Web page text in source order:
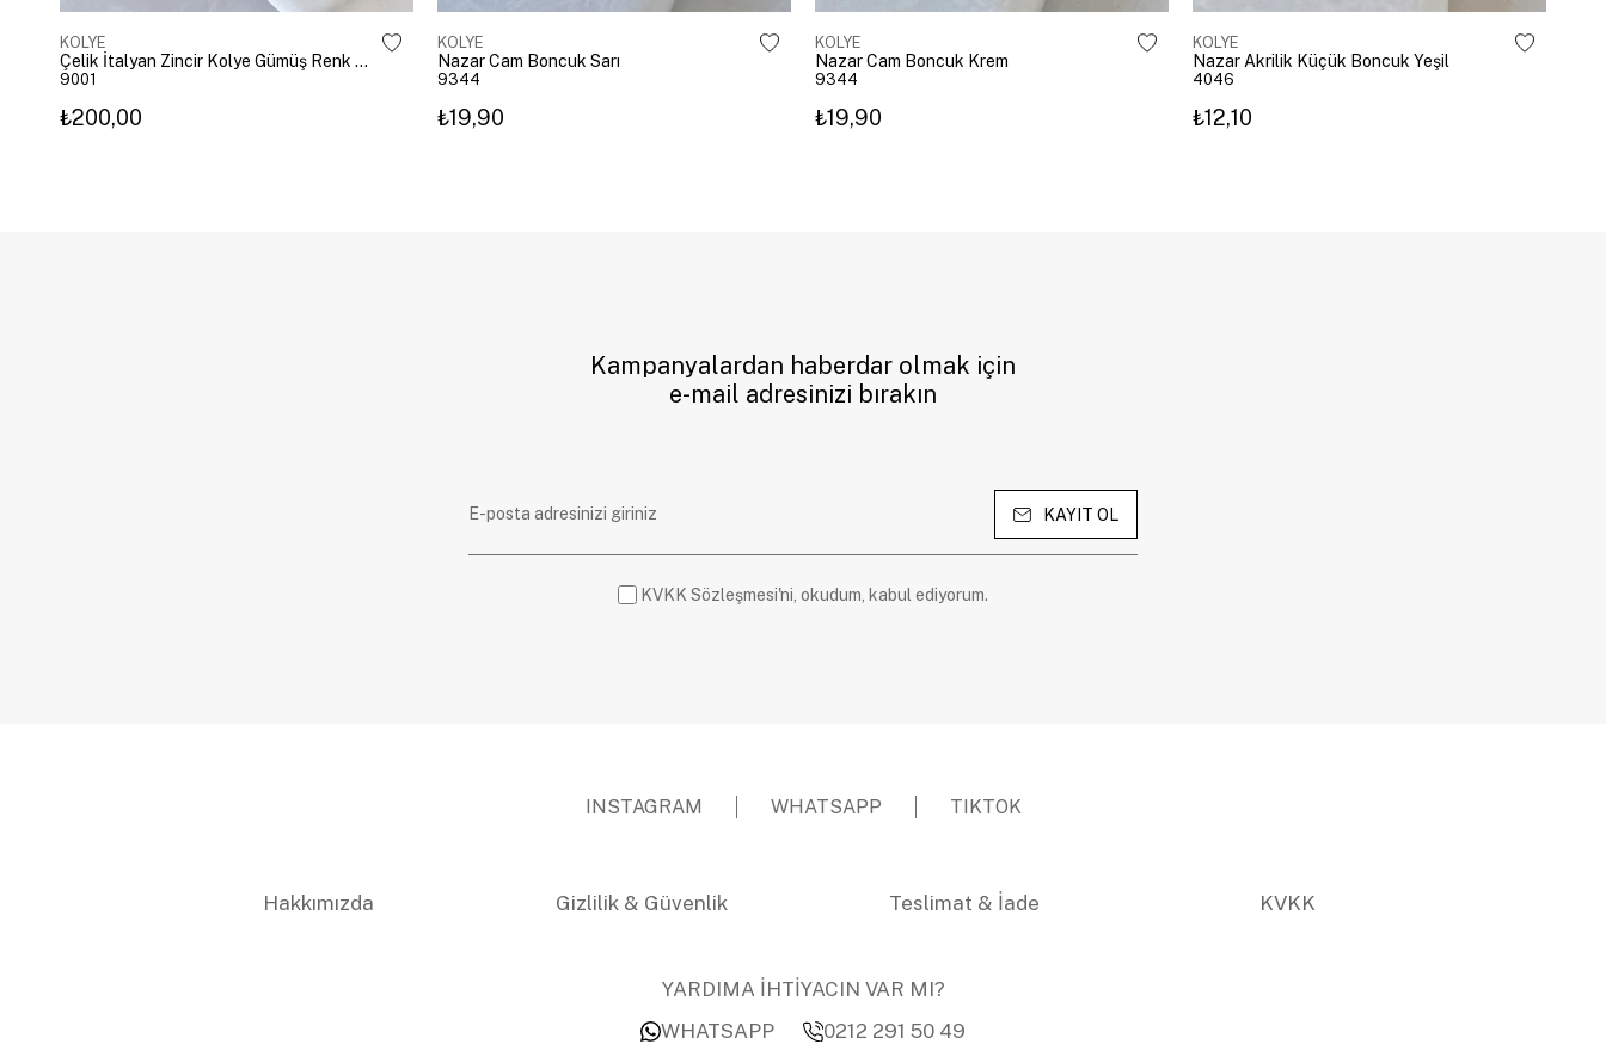
KOLYE
Çelik İtalyan Zincir Kolye Gümüş Renk 40 cm
9001
₺200,00
KOLYE
Nazar Cam Boncuk Sarı
9344
₺19,90
KOLYE
Nazar Cam Boncuk Krem
9344
₺19,90
KOLYE
Nazar Akrilik Küçük Boncuk Yeşil
4046
₺12,10
Kampanyalardan haberdar olmak için
e-mail adresinizi bırakın
KAYIT OL
KVKK Sözleşmesi'ni, okudum, kabul ediyorum.
INSTAGRAM WHATSAPP TIKTOK
Hakkımızda Gizlilik & Güvenlik Teslimat & İade KVKK
YARDIMA İHTİYACIN VAR MI?
WHATSAPP
0212 291 50 49